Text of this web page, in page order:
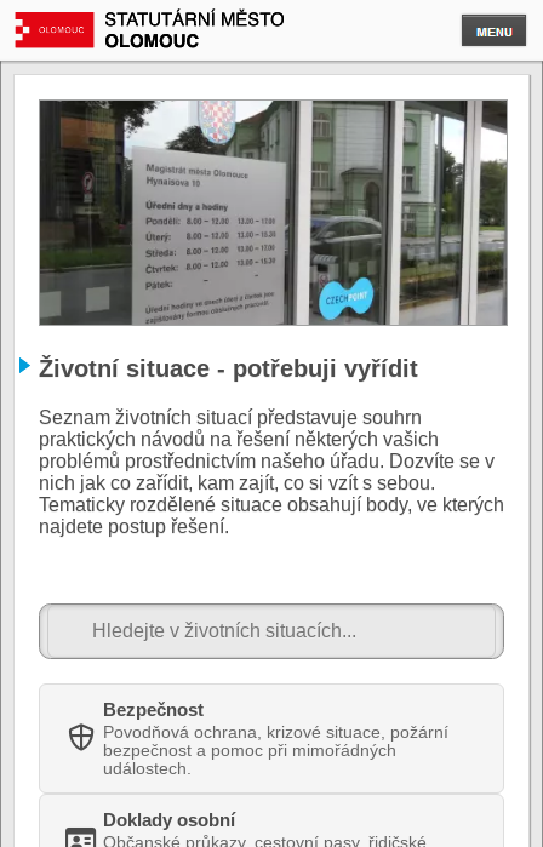
Životní situace - potřebuji vyřídit
Seznam životních situací představuje souhrn
praktických návodů na řešení některých vašich
problémů prostřednictvím našeho úřadu. Dozvíte se v
nich jak co zařídit, kam zajít, co si vzít s sebou.
Tematicky rozdělené situace obsahují body, ve kterých
najdete postup řešení.
Bezpečnost
Povodňová ochrana, krizové situace, požární
bezpečnost a pomoc při mimořádných
událostech.
Doklady osobní
Občanské průkazy, cestovní pasy, řidičské